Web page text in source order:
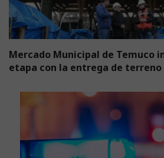
Mercado Municipal de Temuco
etapa con la entrega de terreno